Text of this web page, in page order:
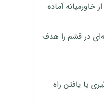
آماده
آمریکا خانه‌ای در قشم را هدف
یا یافتن راه